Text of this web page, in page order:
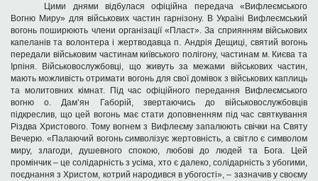
Цими днями відбулася офіційна передача «Вифлеємського
Вогню Миру» для військових частин гарнізону. В Україні Вифлеємський
вогонь поширюють члени організації «Пласт». За сприянням військових
капеланів та волонтера і жертводавца п. Андрія Дещиці, святий вогонь
передали військовим частинам київського полігону, частинам м. Києва та
Ірпіня. Військовослужбовці, що живуть за межами військових частин,
мають можливість отримати вогонь для свої домівок з військових каплиць
та молитовних кімнат. Під час офіційного передання Вифлеємського
вогню о. Дам’ян
Габорій, звертаючись до військовослужбовців
підкреслив, що цей вогонь має стати доповненням під час святкування
Різдва Христового. Тому вогнем з Вифлеєму запалюють свічки на Святу
Вечерю. «Палаючий вогонь символізує жертовність, а світло є символом
миру, злагоди, душевного спокою, любові до людей та Бога. Цей
промінчик – це солідарність з усіма, хто є далеко, солідарність з убогими,
поєднання з Христом, котрий народився в убогості», – зазначив у своєму